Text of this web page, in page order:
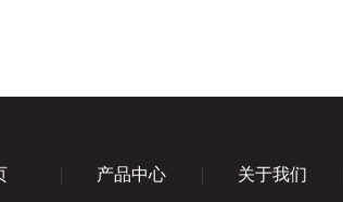
产品中心 关于我们